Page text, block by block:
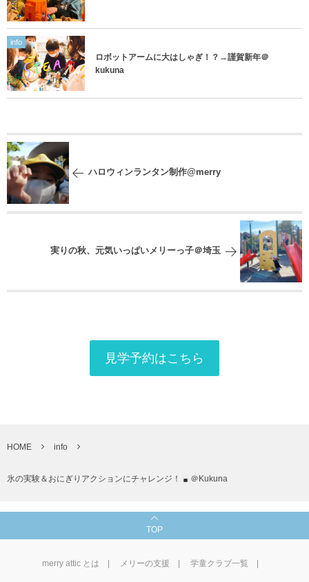
info
ロボットアームに大はしゃぎ！？→謹賀新年＠
kukuna
ハロウィンランタン制作@merry
実りの秋、元気いっぱいメリーっ子＠埼玉
見学予約はこちら
HOME info
氷の実験＆おにぎりアクションにチャレンジ！ ＠Kukuna
TOP
merry attic とは メリーの支援 学童クラブ一覧